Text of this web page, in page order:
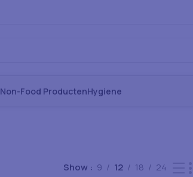
Non-Food ProductenHygiene
Show 9 12 18 24